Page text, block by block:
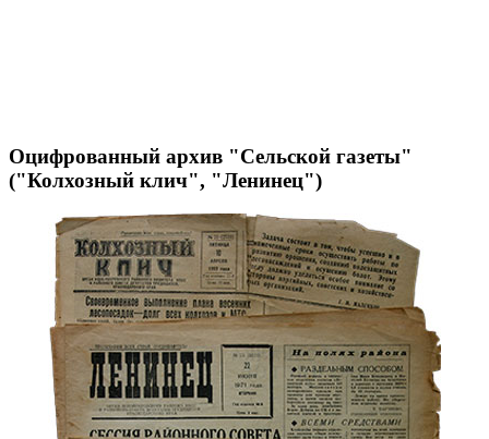
Оцифрованный архив "Сельской газеты"
("Колхозный клич", "Ленинец")